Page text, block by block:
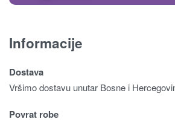
Informacije
Dostava
Vršimo dostavu unutar Bosne i
Povrat robe